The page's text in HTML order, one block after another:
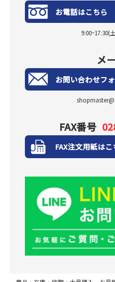
お電話はこちら
9:00~17:30(
メ
お問い合わせフ
FAX番号
FAX注文用紙はこ